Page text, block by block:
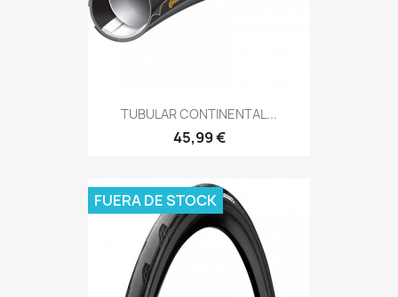
TUBULAR CONTINENTAL...
45,99 €
FUERA DE STOCK